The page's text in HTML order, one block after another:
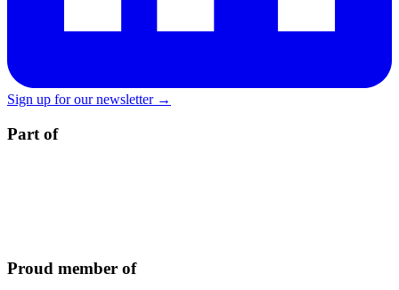
Sign up for our newsletter →
Part of
Proud member of